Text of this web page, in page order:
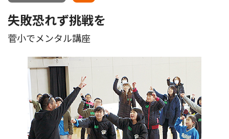
失敗恐れず挑戦を
菅小でメンタル講座